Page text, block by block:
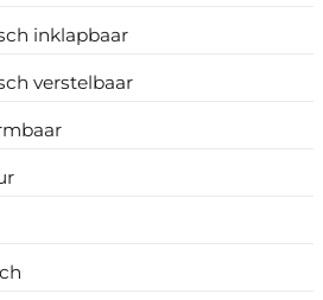
inklapbaar
verstelbaar